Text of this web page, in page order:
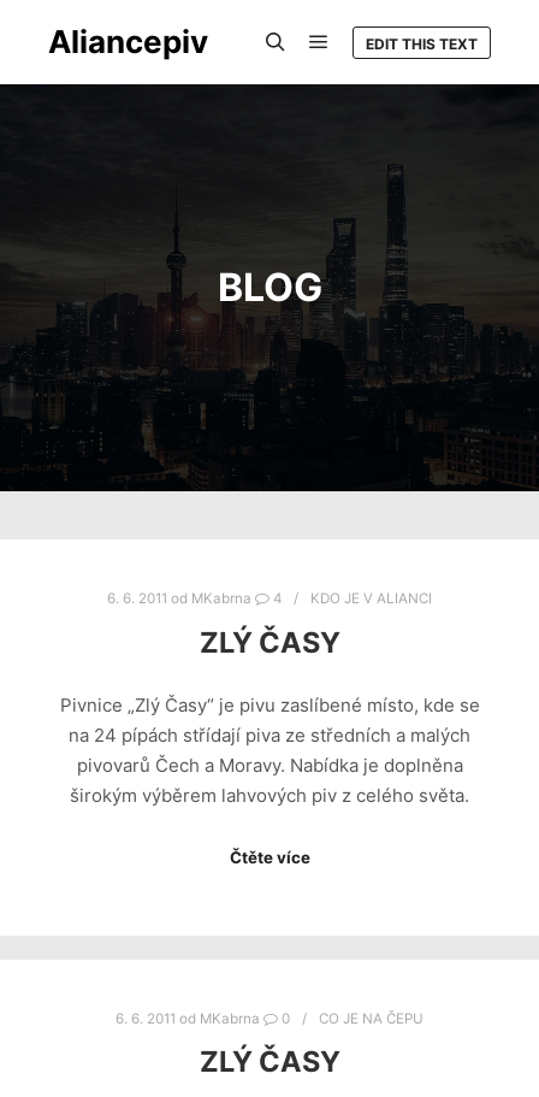
Aliancepiv EDIT THIS TEXT
BLOG
6. 6. 2011 od MKabrna 4 KDO JE V ALIANCI
ZLÝ ČASY
Pivnice „Zlý Časy“ je pivu zaslíbené místo, kde se
na 24 pípách střídají piva ze středních a malých
pivovarů Čech a Moravy. Nabídka je doplněna
širokým výběrem lahvových piv z celého světa.
Čtěte více
6. 6. 2011 od MKabrna 0 CO JE NA ČEPU
ZLÝ ČASY